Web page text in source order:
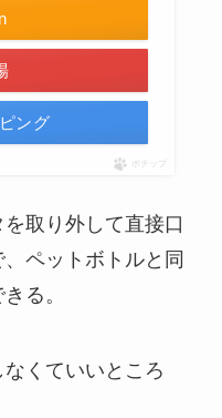
ング
ポチップ
取り外して直接口
ペットボトルと同
る。
くていいところ